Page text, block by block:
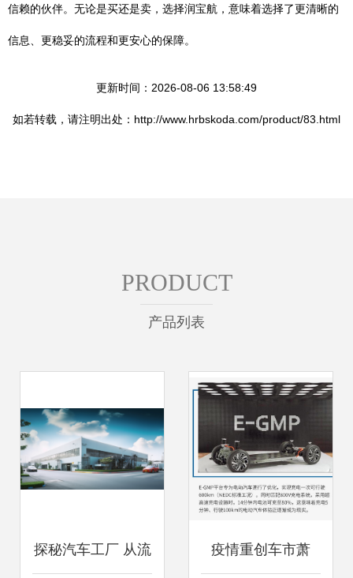
信赖的伙伴。无论是买还是卖，选择润宝航，意味着选择了更清晰的
信息、更稳妥的流程和更安心的保障。
更新时间：2026-08-06 13:58:49
如若转载，请注明出处：http://www.hrbskoda.com/product/83.html
PRODUCT
产品列表
探秘汽车工厂 从流 疫情重创车市萧